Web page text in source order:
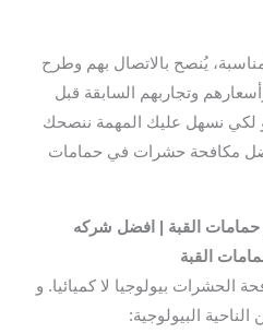
يُنصح بالاتصال بهم وطرح
وتجاربهم السابقة قبل
و لكي نسهل عليك المهمة ننصحك
مكافحة حشرات في حمامات
القبة | افضل شركه
القبة
بيولوجيا لا كميائيا. و
البيولوجية: